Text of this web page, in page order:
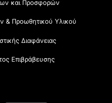
και Προσφορών
& Προωθητικού Υλικού
Διαφάνειας
Επιβράβευσης